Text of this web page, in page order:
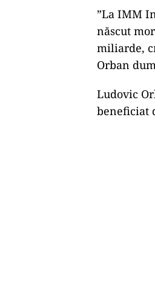
”La IMM
născut
miliarde,
Orban
Ludovic
beneficiat